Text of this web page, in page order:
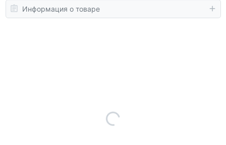
Информация о товаре